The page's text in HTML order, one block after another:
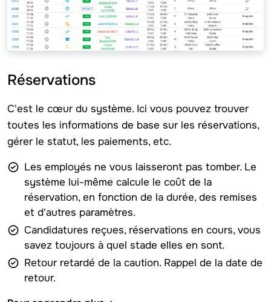
Réservations
C'est le cœur du système. Ici vous pouvez trouver
toutes les informations de base sur les réservations,
gérer le statut, les paiements, etc.
Les employés ne vous laisseront pas tomber. Le
système lui-même calcule le coût de la
réservation, en fonction de la durée, des remises
et d'autres paramètres.
Candidatures reçues, réservations en cours, vous
savez toujours à quel stade elles en sont.
Retour retardé de la caution. Rappel de la date de
retour.